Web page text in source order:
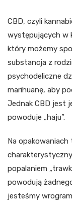
CBD, czyli
występujących w
który możemy
substancja z
psychodeliczne
marihuanę, aby
Jednak CBD jest
powoduje „haju”.
Na
popalaniem
powodują
jesteśmy